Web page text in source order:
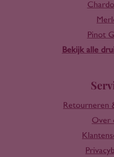
Pinot
Bekijk alle
Retourneren
Over